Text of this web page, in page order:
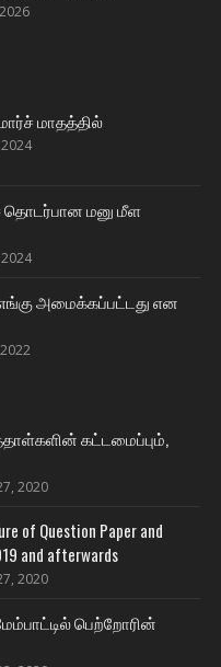
மாதத்தில்
தொடர்பான மனு மீள
அமைக்கப்பட்டது என
கட்டமைப்பும்,
2020
of Question Paper and
and afterwards
2020
பெற்றோரின்